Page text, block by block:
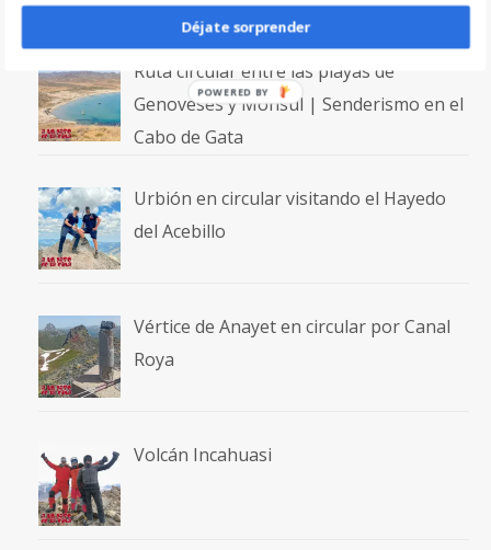
Ruta circular entre las playas de
Genoveses y Mónsul | Senderismo en el
Cabo de Gata
Urbión en circular visitando el Hayedo
del Acebillo
Vértice de Anayet en circular por Canal
Roya
Volcán Incahuasi
Déjate sorprender
POWERED BY